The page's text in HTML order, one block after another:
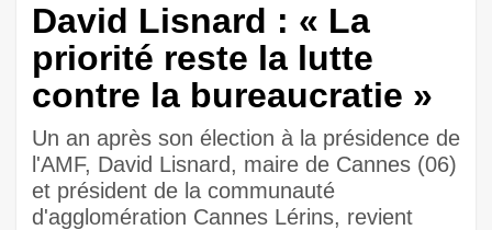
David Lisnard : « La
priorité reste la lutte
contre la bureaucratie »
Un an après son élection à la présidence de
l'AMF, David Lisnard, maire de Cannes (06)
et président de la communauté
d'agglomération Cannes Lérins, revient